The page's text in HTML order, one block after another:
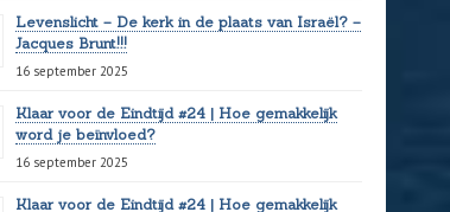
Levenslicht – De kerk in de plaats van Israël? –
Jacques Brunt!!!
16 september 2025
Klaar voor de Eindtijd #24 | Hoe gemakkelijk
word je beïnvloed?
16 september 2025
Klaar voor de Eindtijd #24 | Hoe gemakkelijk